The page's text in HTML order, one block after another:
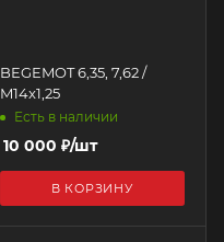
BEGEMOT 6,35, 7,62 /
M14x1,25
Есть в наличии
10 000 ₽/шт
В КОРЗИНУ